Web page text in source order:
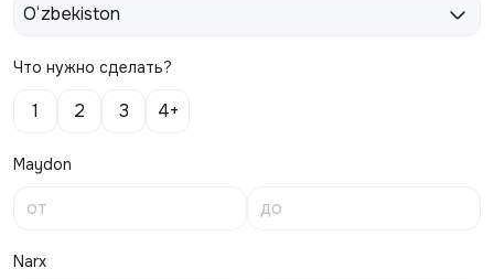
O‘zbekiston
Что нужно сделать?
1 2 3 4+
Maydon
Narx